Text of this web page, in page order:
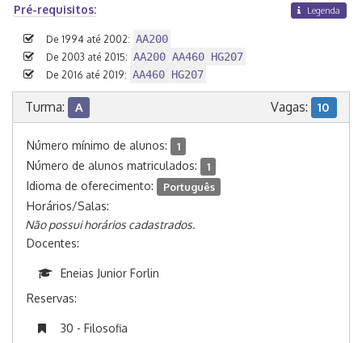
Pré-requisitos: Legenda
De 1994 até 2002: AA200
De 2003 até 2015: AA200 AA460 HG207
De 2016 até 2019: AA460 HG207
Turma: A Vagas: 10
Número mínimo de alunos: 1
Número de alunos matriculados: 1
Idioma de oferecimento: Português
Horários/Salas:
Não possui horários cadastrados.
Docentes:
Eneias Junior Forlin
Reservas:
30 - Filosofia